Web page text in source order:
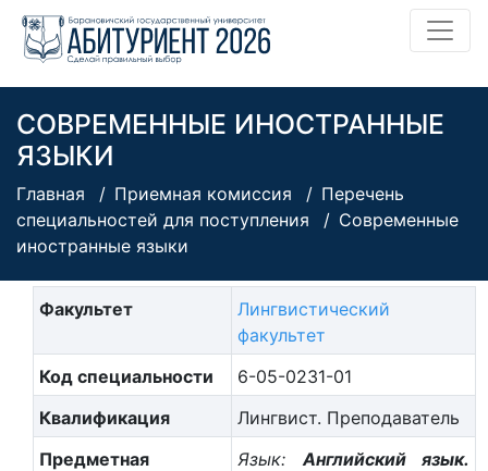
СОВРЕМЕННЫЕ ИНОСТРАННЫЕ
ЯЗЫКИ
Главная Приемная комиссия
Перечень
специальностей для поступления
Современные
иностранные языки
Факультет
Лингвистический
факультет
Код специальности
6-05-0231-01
Квалификация
Лингвист. Преподаватель
Предметная
Язык:Английский язык.